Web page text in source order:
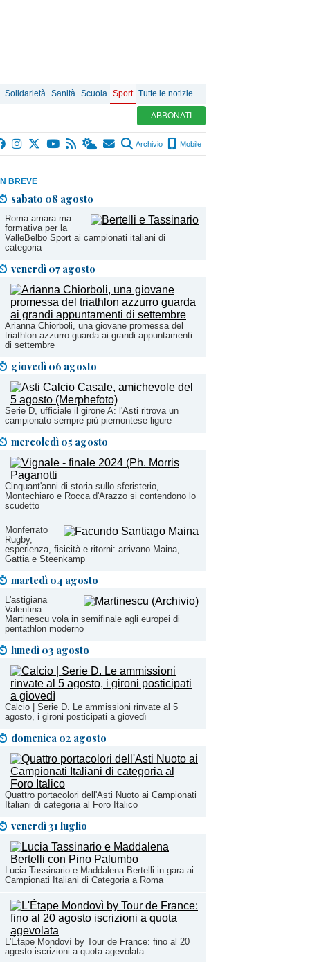
Solidarietà Sanità Scuola Sport Tutte le notizie
ABBONATI
Archivio Mobile
IN BREVE
sabato 08 agosto
Roma amara ma
formativa per la
ValleBelbo Sport ai campionati italiani di
categoria
venerdì 07 agosto
Arianna Chiorboli, una giovane promessa del
triathlon azzurro guarda ai grandi appuntamenti
di settembre
giovedì 06 agosto
Serie D, ufficiale il girone A: l'Asti ritrova un
campionato sempre più piemontese-ligure
mercoledì 05 agosto
Cinquant'anni di storia sullo sferisterio,
Montechiaro e Rocca d'Arazzo si contendono lo
scudetto
Monferrato
Rugby,
esperienza, fisicità e ritorni: arrivano Maina,
Gattia e Steenkamp
martedì 04 agosto
L'astigiana
Valentina
Martinescu vola in semifinale agli europei di
pentathlon moderno
lunedì 03 agosto
Calcio | Serie D. Le ammissioni rinvate al 5
agosto, i gironi posticipati a giovedì
domenica 02 agosto
Quattro portacolori dell'Asti Nuoto ai Campionati
Italiani di categoria al Foro Italico
venerdì 31 luglio
Lucia Tassinario e Maddalena Bertelli in gara ai
Campionati Italiani di Categoria a Roma
L'Étape Mondovì by Tour de France: fino al 20
agosto iscrizioni a quota agevolata